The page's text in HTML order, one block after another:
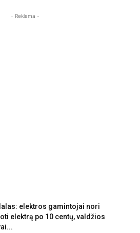
- Reklama -
elektros gamintojai nori
elektrą po 10 centų, valdžios